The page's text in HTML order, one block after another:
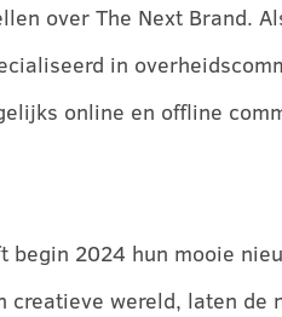
over The Next Brand.
in
online en offline
2024 hun mooie
wereld, laten